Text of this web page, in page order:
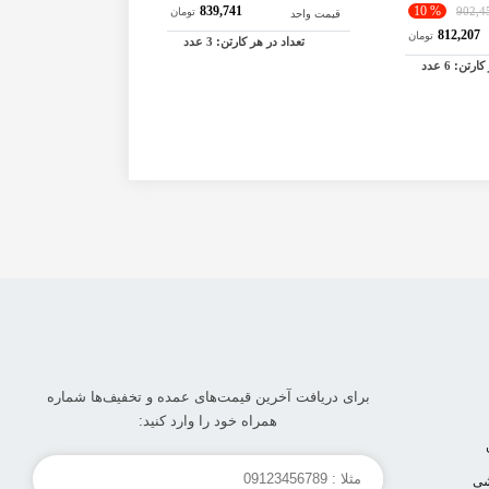
% 10
812,207 تومان
کارتن:6 عدد
قیمت واحد
839,741 تومان
تعداد در هر کارتن: 3 عدد
برای دریافت آخرین قیمت‌های عمده و تخفیف‌ها شماره
همراه خود را وارد کنید: